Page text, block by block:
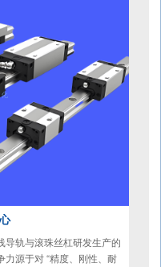
导轨与滚珠丝杠研发生产的
源于对 “精度、刚性、耐